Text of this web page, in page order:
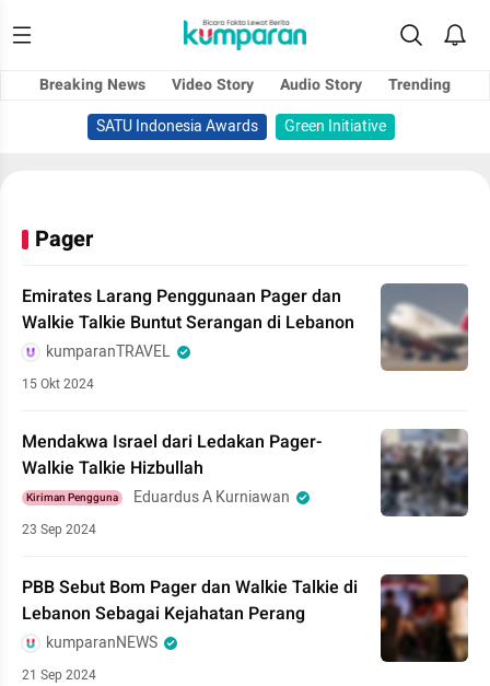
Breaking News Video Story Audio Story
Trending
SATU Indonesia Awards
Green Initiative
Pager
Emirates Larang Penggunaan Pager dan
Walkie Talkie Buntut Serangan di Lebanon
kumparanTRAVEL
15 Okt 2024
Mendakwa Israel dari Ledakan Pager-
Walkie Talkie Hizbullah
Kiriman Pengguna Eduardus A Kurniawan
23 Sep 2024
PBB Sebut Bom Pager dan Walkie Talkie di
Lebanon Sebagai Kejahatan Perang
kumparanNEWS
21 Sep 2024